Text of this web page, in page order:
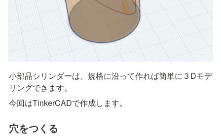
小部品シリンダーは、規格に沿って作れば簡単に３Dモデ
リングできます。
今回はTinkerCADで作成します。
穴をつくる